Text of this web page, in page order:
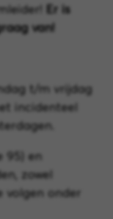
Er is
van!
t/m vrijdag
incidenteel
95) en
zowel
volgen onder